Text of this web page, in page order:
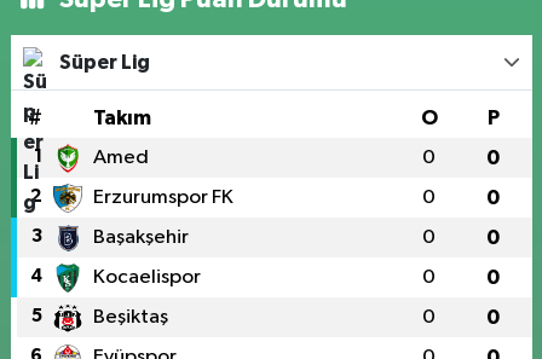
Süper Lig
# Takım O P
1 Amed 0 0
2 Erzurumspor FK 0 0
3 Başakşehir 0 0
4 Kocaelispor 0 0
5 Beşiktaş 0 0